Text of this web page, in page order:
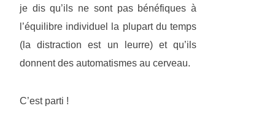
je dis qu’ils ne sont pas bénéfiques à
l’équilibre individuel la plupart du temps
(la distraction est un leurre) et qu’ils
donnent des automatismes au cerveau.
C’est parti !